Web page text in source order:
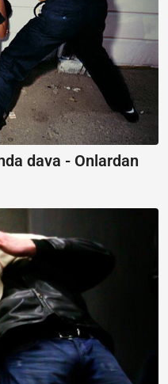
dava - Onlardan